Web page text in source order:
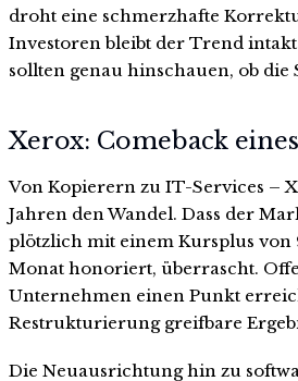
droht eine schmerzhafte
Investoren bleibt der Trend
sollten genau hinschauen, ob die
Xerox: Comeback
Von Kopierern zu IT-Services –
Jahren den Wandel. Dass der
plötzlich mit einem Kursplus von
Monat honoriert, überrascht.
Unternehmen einen Punkt
Restrukturierung greifbare
Die Neuausrichtung hin zu